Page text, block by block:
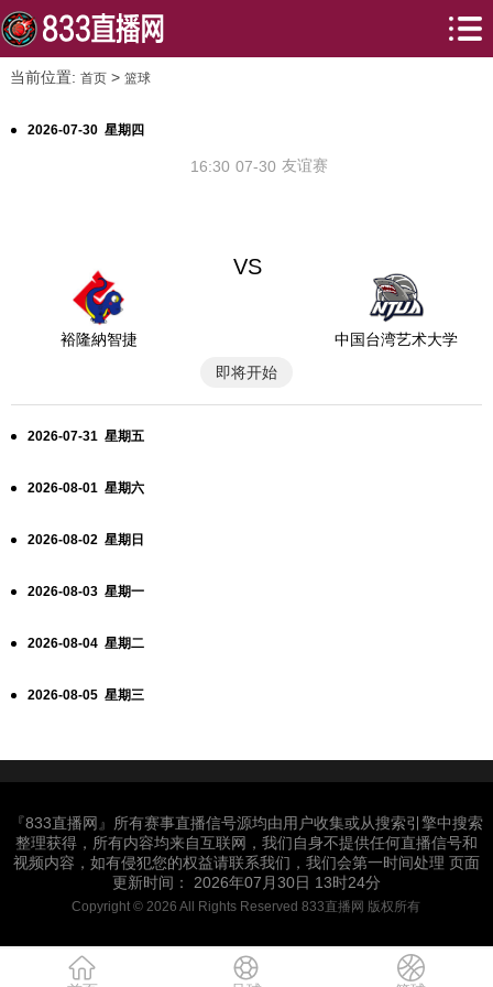
当前位置: 首页> 篮球
2026-07-30 星期四
07-30
16:30 友谊赛
裕隆納智捷
VS
中国台湾艺术大学
即将开始
2026-07-31 星期五
2026-08-01 星期六
2026-08-02 星期日
2026-08-03 星期一
2026-08-04 星期二
2026-08-05 星期三
『833直播网』所有赛事直播信号源均由用户收集或从搜索引擎中搜索
整理获得，所有内容均来自互联网，我们自身不提供任何直播信号和
视频内容，如有侵犯您的权益请联系我们，我们会第一时间处理 页面
更新时间： 2026年07月30日 13时24分
Copyright © 2026 All Rights Reserved 833直播网 版权所有